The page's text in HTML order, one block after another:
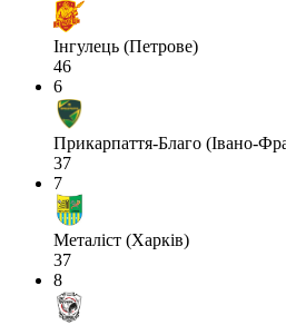
Інгулець (Петрове)
46
6
Прикарпаття-Благо (Івано-
37
7
Металіст (Харків)
37
8